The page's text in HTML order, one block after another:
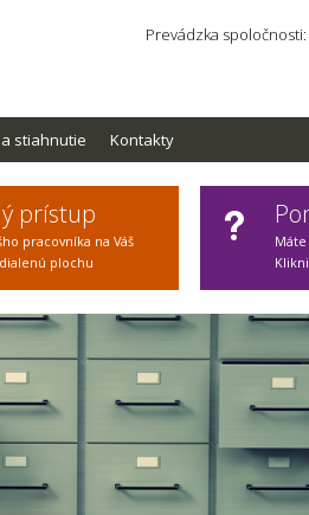
Prevádzka spoločnosti:
stiahnutie Kontakty
prístup
pracovníka na Váš
plochu